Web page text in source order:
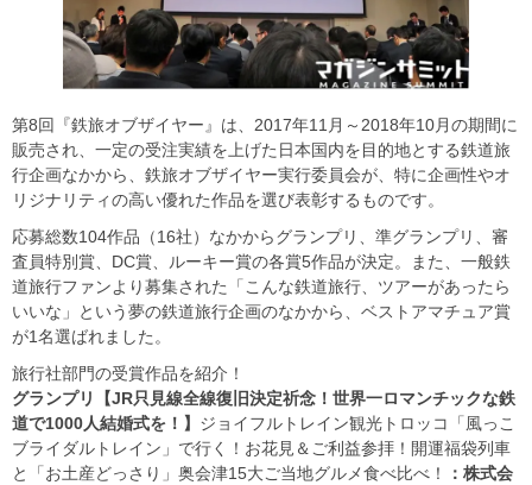
第8回『鉄旅オブザイヤー』は、2017年11月～2018年10月の期間に
販売され、一定の受注実績を上げた日本国内を目的地とする鉄道旅
行企画なかから、鉄旅オブザイヤー実行委員会が、特に企画性やオ
リジナリティの高い優れた作品を選び表彰するものです。
応募総数104作品（16社）なかからグランプリ、準グランプリ、審
査員特別賞、DC賞、ルーキー賞の各賞5作品が決定。また、一般鉄
道旅行ファンより募集された「こんな鉄道旅行、ツアーがあったら
いいな」という夢の鉄道旅行企画のなかから、ベストアマチュア賞
が1名選ばれました。
旅行社部門の受賞作品を紹介！
グランプリ【JR只見線全線復旧決定祈念！世界一ロマンチックな鉄
道で1000人結婚式を！】 ジョイフルトレイン観光トロッコ「風っこ
ブライダルトレイン」で行く！お花見＆ご利益参拝！開運福袋列車
と「お土産どっさり」奥会津15大ご当地グルメ食べ比べ！
：株式会